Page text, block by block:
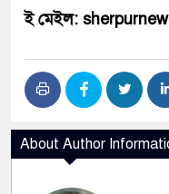
ই মেইল:
About Author